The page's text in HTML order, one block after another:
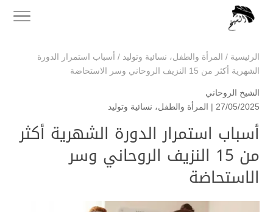
الرئيسية / المرأة والطفل، نسائية وتوليد / أسباب استمرار الدورة
الشهرية أكثر من 15 النزيف الروحاني وسر الاستحاضة
الشيخ الروحاني
27/05/2025 |
المرأة والطفل، نسائية وتوليد
أسباب استمرار الدورة الشهرية أكثر
من 15 النزيف الروحاني وسر
الاستحاضة